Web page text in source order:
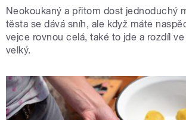
Neokoukaný a přitom dost jednoduchý
těsta se dává sníh, ale když máte
vejce rovnou celá, také to jde a rozdíl
velký.